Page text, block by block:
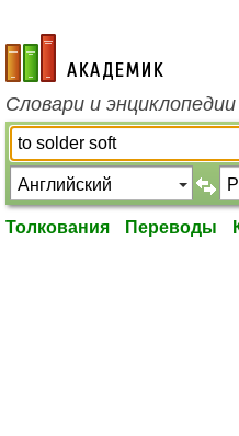
academic.ru
Словари и
Толкования Переводы